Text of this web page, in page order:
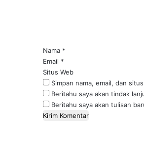
*Nama *
Email *
Situs Web
Simpan nama, email, dan
Beritahu saya akan tindak
Beritahu saya akan tulisan